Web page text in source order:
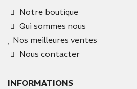
Notre boutique
Qui sommes nous
Nos meilleures ventes
Nous contacter
INFORMATIONS